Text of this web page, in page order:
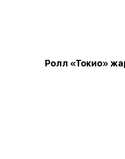
Ролл «Токио»